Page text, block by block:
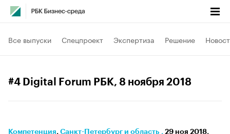
Все выпуски Спецпроект Экспертиза Решение
#4 Digital Forum РБК, 8 ноября 2018
Компетенция⁠, Санкт-Петербург и область , 29 ноя 2018,